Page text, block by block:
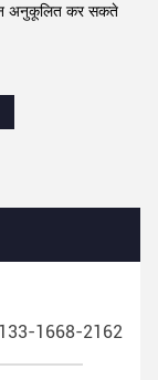
अनुकूलित कर सकते
1668-2162